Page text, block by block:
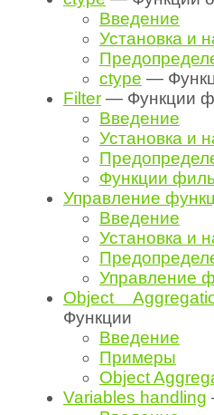
Введение
Установка и
ctype —
Filter — Функции
Введение
Установка и
Функции
Управление
Введение
Установка и
Управление
Object
Функции
Введение
Примеры
Object
Variables handling